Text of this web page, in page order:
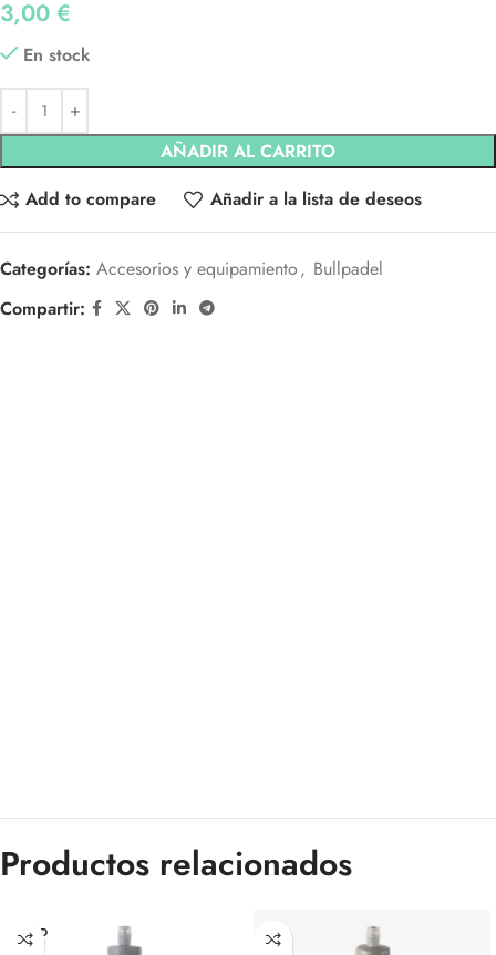
3,00 €
En stock
AÑADIR AL CARRITO
Add to compare
Añadir a la lista de deseos
Categorías: Accesorios y equipamiento, Bullpadel
Compartir:
Productos relacionados
SOLD
OUT